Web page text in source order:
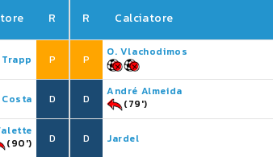
R
Trapp P
D
(90')
D
R Calciatore
P
O. Vlachodimos
D
André Almeida
(79')
D Jardel